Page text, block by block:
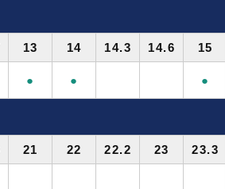
13 14 14.3 14.6 15
● ● ●
21 22 22.2 23 23.3